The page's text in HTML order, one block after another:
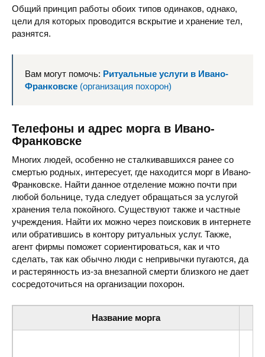
Общий принцип работы обоих типов одинаков, однако,
цели для которых проводится вскрытие и хранение тел,
разнятся.
Вам могут помочь: Ритуальные услуги в Ивано-
Франковске (организация похорон)
Телефоны и адрес морга в Ивано-
Франковске
Многих людей, особенно не сталкивавшихся ранее со
смертью родных, интересует, где находится морг в Ивано-
Франковске. Найти данное отделение можно почти при
любой больнице, туда следует обращаться за услугой
хранения тела покойного. Существуют также и частные
учреждения. Найти их можно через поисковик в интернете
или обратившись в контору ритуальных услуг. Также,
агент фирмы поможет сориентироваться, как и что
сделать, так как обычно люди с непривычки пугаются, да
и растерянность из-за внезапной смерти близкого не дает
сосредоточиться на организации похорон.
Название морга